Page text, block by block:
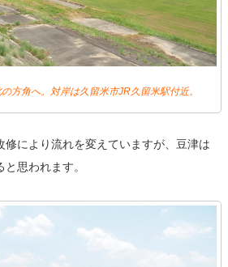
方角へ。対岸は久留米市JR久留米駅付近。
修により流れを変えていますが、豆津は
思われます。